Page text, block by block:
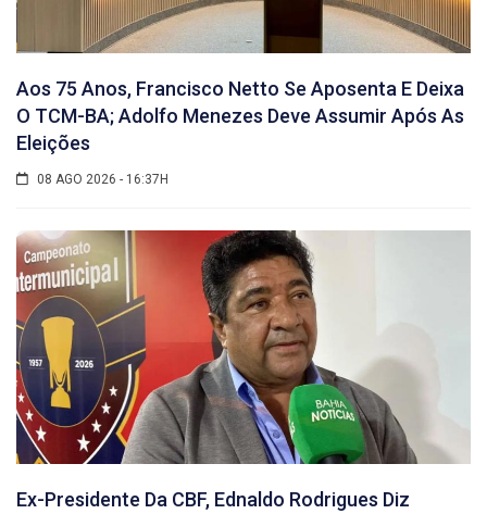
Aos 75 Anos, Francisco Netto Se Aposenta E Deixa
O TCM-BA; Adolfo Menezes Deve Assumir Após As
Eleições
08 AGO 2026 - 16:37H
Ex-Presidente Da CBF, Ednaldo Rodrigues Diz